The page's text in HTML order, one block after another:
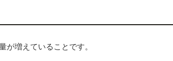
が増えていることです。